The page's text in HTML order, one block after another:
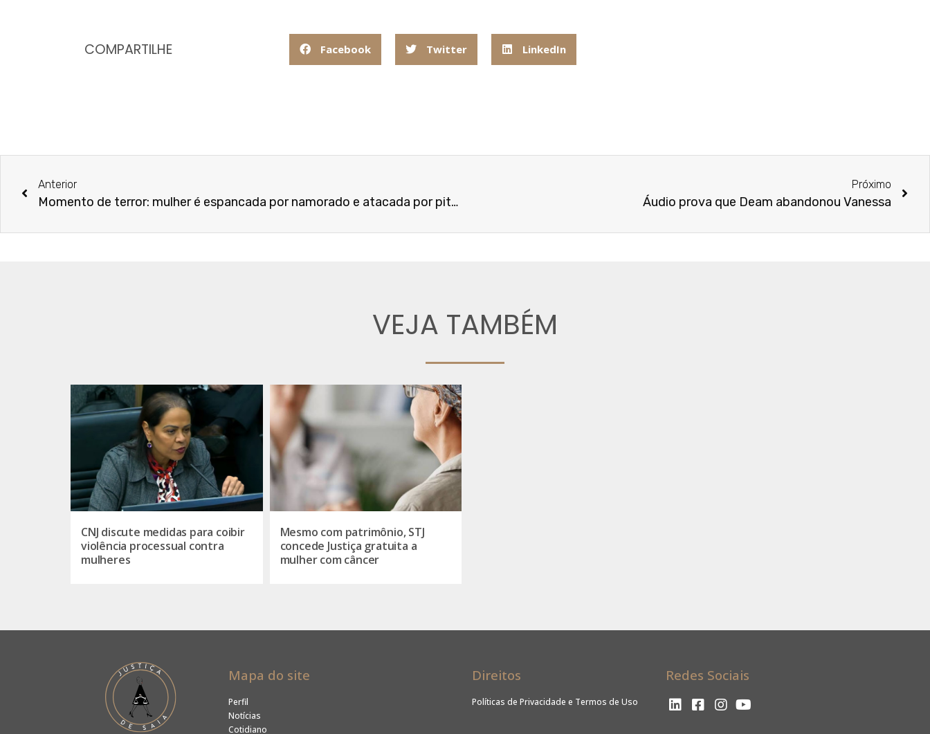
COMPARTILHE Facebook Twitter LinkedIn
Anterior
Momento de terror: mulher é espancada por namorado e atacada por pitbulls
Próximo
Áudio prova que Deam abandonou Vanessa
VEJA TAMBÉM
CNJ discute medidas para coibir
violência processual contra
mulheres
Mesmo com patrimônio, STJ
concede Justiça gratuita a
mulher com câncer
Mapa do site
Perfil
Notícias
Cotidiano
Direitos
Políticas de Privacidade e Termos de Uso
Redes Sociais